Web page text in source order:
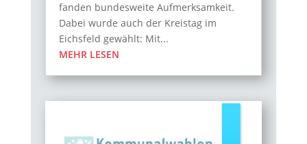
fanden bundesweite Aufmerksamkeit.
Dabei wurde auch der Kreistag im
Eichsfeld gewählt: Mit...
MEHR LESEN